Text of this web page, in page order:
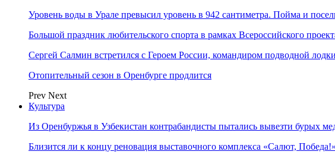
Уровень воды в Урале превысил уровень в 942 сантиметра. Пойма и
Большой праздник любительского спорта в рамках Всероссийского
Сергей Салмин встретился с Героем России, командиром подводной
Отопительный сезон в Оренбурге продлится
Prev Next
Культура
Из Оренбуржья в Узбекистан контрабандисты пытались вывезти бурых
Близится ли к концу реновация выставочного комплекса «Салют, Победа!»